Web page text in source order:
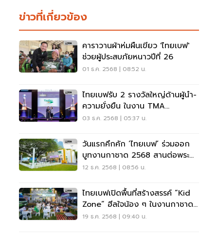
ข่าวที่เกี่ยวข้อง
คาราวานผ้าห่มผืนเขียว 'ไทยเบฟ'
ช่วยผู้ประสบภัยหนาวปีที่ 26
01 ธ.ค. 2568 | 08:52 น.
ไทยเบฟรับ 2 รางวัลใหญ่ด้านผู้นำ-
ความยั่งยืน ในงาน TMA
Excellence Awards 2025
03 ธ.ค. 2568 | 05:37 น.
วันแรกคึกคัก ‘ไทยเบฟ’ ร่วมออก
บูทงานกาชาด 2568 สานต่อพระ
ราชปณิธานสมเด็จพระพันปีหลวง
12 ธ.ค. 2568 | 08:56 น.
ไทยเบฟเปิดพื้นที่สร้างสรรค์ “Kid
Zone” ฮีลใจน้อง ๆ ในงานกาชาด
2568
19 ธ.ค. 2568 | 09:40 น.